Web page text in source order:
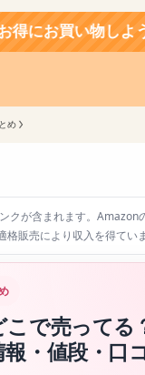
め
クが含まれます。Amazon
格販売により収入を得ていま
こで売ってる
・値段・口